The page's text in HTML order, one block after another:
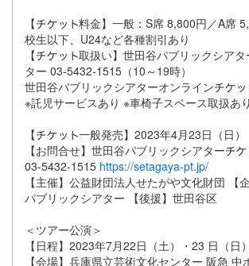
【
料金】一般：S席 8,800円／A席
校生以下、U24など各種割引あり
【
取扱い】世田谷パブリックシアタ
ター 03-5432-1515（10～19時）
世田谷パブリックシアターオンライン
※託児サービスあり ※車椅子スペース取扱あり
【
一般発売】2023年4月23日（日）
【お問合せ】世田谷パブリックシアター
03-5432-1515 https://setagaya-pt.jp/
【主催】公益財団法人せたがや文化財団 【
パブリックシアター 【後援】世田谷区
＜ツアー公演＞
【日程】2023年7月22日（土）・23 日（日
【会場】兵庫県立芸術文化センター 阪急 中